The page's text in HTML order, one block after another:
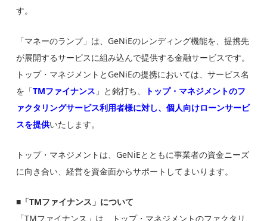
す。
「マネーのランプ」は、GeNiEのレンディング機能を、提携先
が展開するサービスに組み込んで提供する金融サービスです。
トップ・マネジメントとGeNiEの提携においては、サービス名
を「TMファイナンス 」と銘打ち、
トップ・マネジメントのフ
ァクタリングサービス利用者様に対し、個人向けローンサービ
スを提供いたします。
トップ・マネジメントは、GeNiEとともに事業者の資金ニーズ
に向き合い、経営を資金面からサポートしてまいります。
■ 「TMファイナンス」について
「TMファイナンス」は、トップ・マネジメントのファクタリ